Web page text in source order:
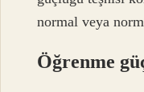
normal veya
Öğrenme